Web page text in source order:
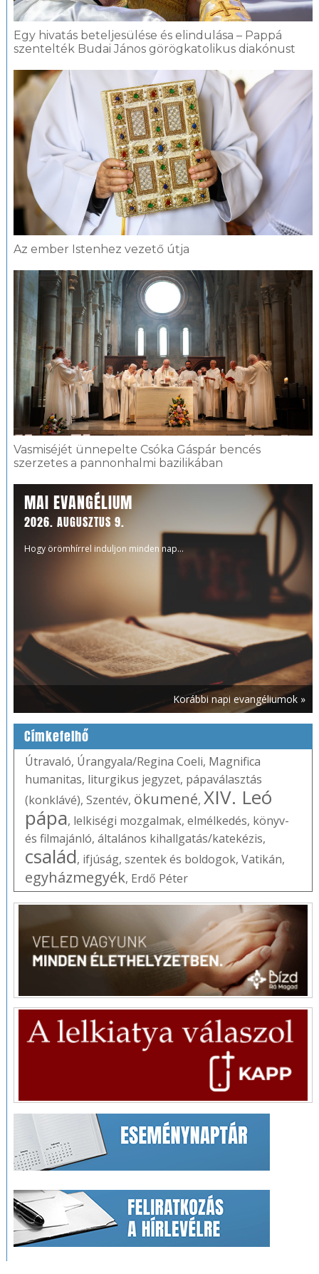
Egy hivatás beteljesülése és elindulása – Pappá
szentelték Budai János görögkatolikus diakónust
Az ember Istenhez vezető útja
Vasmiséjét ünnepelte Csóka Gáspár bencés
szerzetes a pannonhalmi bazilikában
MAI EVANGÉLIUM
2026. AUGUSZTUS 9.
Hogy örömhírrel induljon minden nap...
Korábbi napi evangéliumok »
Címkefelhő
Útravaló, Úrangyala/Regina Coeli, Magnifica
humanitas, liturgikus jegyzet, pápaválasztás
(konklávé), Szentév, ökumené, XIV. Leó
pápa, lelkiségi mozgalmak, elmélkedés, könyv-
és filmajánló, általános kihallgatás/katekézis,
család, ifjúság, szentek és boldogok, Vatikán,
egyházmegyék, Erdő Péter